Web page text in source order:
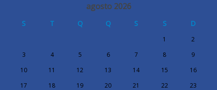
agosto 2026
S T Q Q S S D
1
2
3
4 5 6 7 8
9
10
11 12 13 14 15
16
17
18 19 20 21 22
23